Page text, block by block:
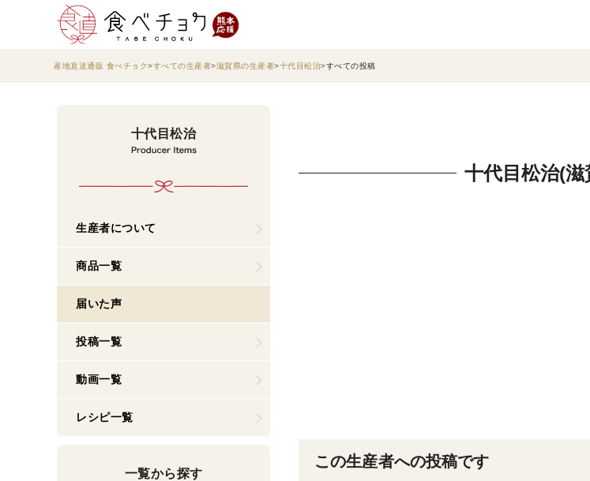
産地直送通販 食べチョク すべての生産者 滋賀県の生産者 十代目松治 すべての投稿
十代目松治
生産者について
商品一覧
届いた声
投稿一覧
動画一覧
レシピ一覧
一覧から探す
十代目松治(
この生産者への投稿です